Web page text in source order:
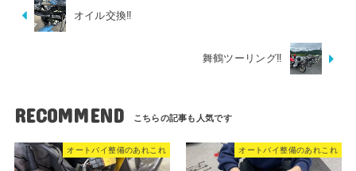
オイル交換‼︎
舞鶴ツーリング‼︎
RECOMMEND
オートバイ整備のあれこれ オートバイ整備のあれこれ